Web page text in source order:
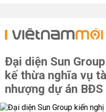
Đại diện Sun
kế thừa nghĩa vụ
nhượng dự án BĐS